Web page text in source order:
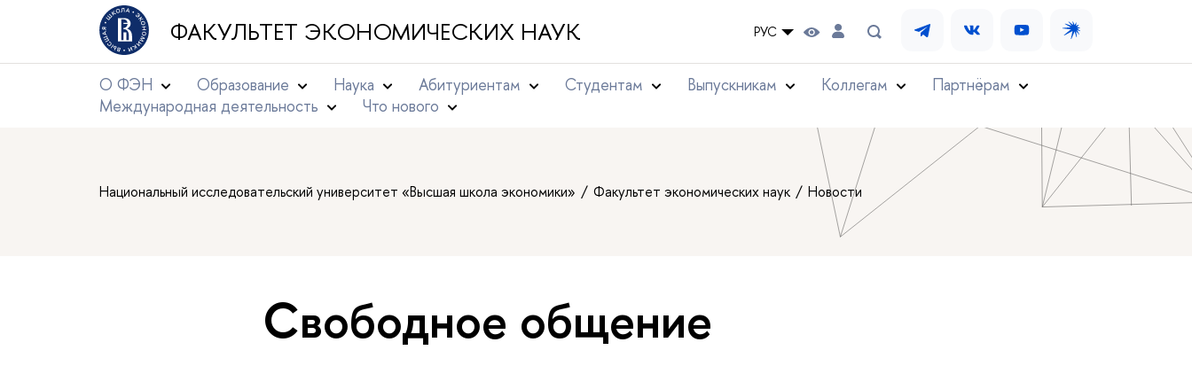
ФАКУЛЬТЕТ ЭКОНОМИЧЕСКИХ НАУК РУС
О ФЭН Образование Наука Абитуриентам Студентам Выпускникам Коллегам
Партнёрам
Международная деятельность
Что нового
Национальный исследовательский университет «Высшая школа экономики» Факультет экономических наук Новости
Свободное общение